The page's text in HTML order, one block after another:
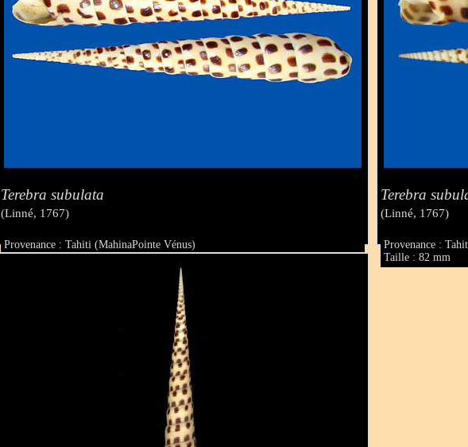
Terebra subulata
(Linné, 1767)
Provenance : Tahiti (MahinaPointe Vénus)
Taille : 12.1 mm
Terebra
(Linné, 1767)
Provenance :
Taille : 82 mm